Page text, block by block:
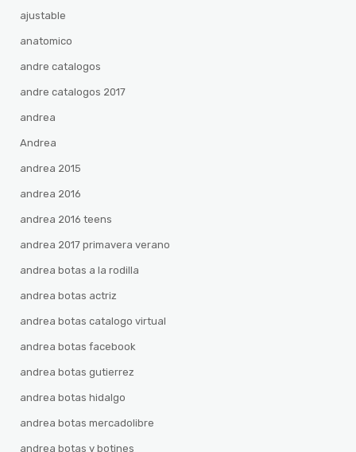
ajustable
anatomico
andre catalogos
andre catalogos 2017
andrea
Andrea
andrea 2015
andrea 2016
andrea 2016 teens
andrea 2017 primavera verano
andrea botas a la rodilla
andrea botas actriz
andrea botas catalogo virtual
andrea botas facebook
andrea botas gutierrez
andrea botas hidalgo
andrea botas mercadolibre
andrea botas y botines